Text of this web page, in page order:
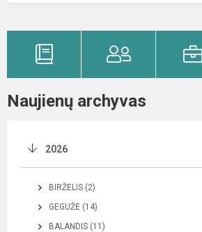
Naujienų archyvas
2026
BIRŽELIS (2)
GEGUŽĖ (14)
BALANDIS (11)